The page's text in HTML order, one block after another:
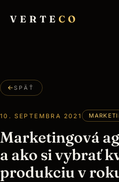
VERTECO
SPÄŤ
10. SEPTEMBRA 2021
Marketingová
a ako si vybrať
produkciu v